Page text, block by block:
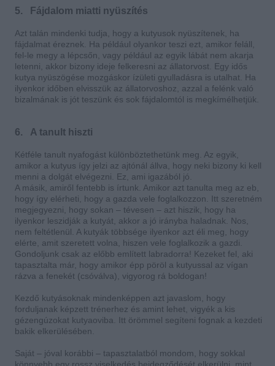
5. Fájdalom miatti nyüszítés
Azt talán mindenki tudja, hogy a kutyusok nyüszítenek, ha
fájdalmat éreznek. Ha például olyankor teszi ezt, amikor feláll,
fel-le megy a lépcsőn, vagy például az egyik lábát nem akarja
letenni, akkor bizony ideje felkeresni az állatorvost. Egy idős
kutya nyüszögése mozgáskor ízületi gyulladásra is utalhat. Ha
ilyenkor időben elvisszük az állatorvoshoz, azzal a felénk való
bizalmának is jót teszünk és sok fájdalomtól is megkímélhetjük.
6. A tanult hiszti
Kétféle tanult nyafogást különböztethetünk meg. Az egyik,
amikor a kutyus így jelzi az ajtónál állva, hogy neki bizony ki kell
menni a dolgát elvégezni. Ez, ami igazából jó.
A másik, amiről fentebb is írtunk. Amikor azt tanulta meg az eb,
hogy így elérheti, hogy a gazda vele foglalkozzon. Itt szeretném
megjegyezni, hogy sokan – tévesen – azt hiszik, hogy ha
ilyenkor leszidják a kutyát, akkor a jó irányba haladnak. Nos,
nem feltétlenül. A kutyák többsége ilyenkor azt éli meg, hogy
elérte, amit szeretett volna, hiszen vele foglalkozik a gazdi.
Gondoljunk csak az előbb említett labradorra! Kezeket fel, aki
tapasztalta már, hogy amikor épp pöröl a kutyussal az vígan
rázva a fenekét (csóválva), vigyorog rá boldogan!
Kezdő kutyásoknak mindenképpen azt javaslom, hogy
forduljanak képzett trénerhez és amint lehet, vigyék a kis
gézengúzokat kutyaoviba. Itt örömmel segíteni fognak a kezdeti
bakik elkerülésében.
Saját – jóval korábbi – tapasztalatból mondom, hogy sokkal
könnyebb egy rossz viselkedés beidegződését elkerülni, mint